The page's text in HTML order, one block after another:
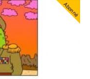
Abonné